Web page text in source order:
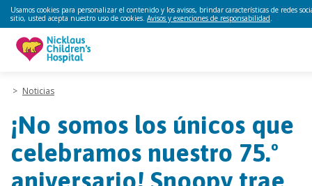
Usamos cookies para personalizar el contenido y los avisos, brindar características de redes
sitio, usted acepta nuestro uso de cookies. Avisos y exenciones de responsabilidad.
> Noticias
¡No somos los únicos que
celebramos nuestro 75.º